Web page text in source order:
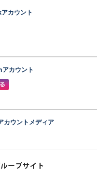
カウント
カウント
カウントメディア